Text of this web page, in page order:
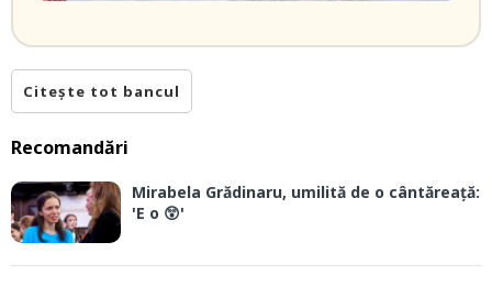
Citește tot bancul
Recomandări
Mirabela Grădinaru, umilită de o cântăreață:
'E o 😲'